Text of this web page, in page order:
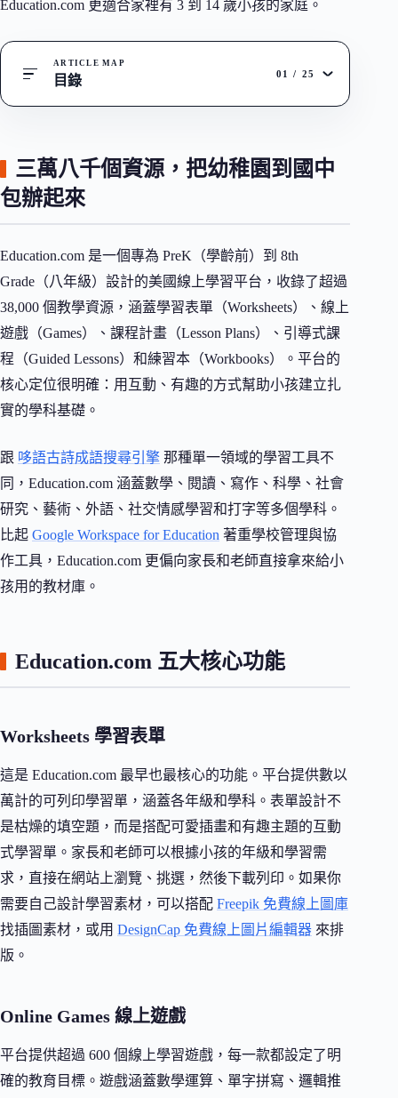
Education.com 更適合家裡有 3 到 14 歲小孩的家庭。
ARTICLE MAP
目錄 01 / 25
三萬八千個資源，把幼稚園到國中
包辦起來
Education.com 是一個專為 PreK（學齡前）到 8th
Grade（八年級）設計的美國線上學習平台，收錄了超過
38,000 個教學資源，涵蓋學習表單（Worksheets）、線上
遊戲（Games）、課程計畫（Lesson Plans）、引導式課
程（Guided Lessons）和練習本（Workbooks）。平台的
核心定位很明確：用互動、有趣的方式幫助小孩建立扎
實的學科基礎。
跟 哆語古詩成語搜尋引擎 那種單一領域的學習工具不
同，Education.com 涵蓋數學、閱讀、寫作、科學、社會
研究、藝術、外語、社交情感學習和打字等多個學科。
比起 Google Workspace for Education 著重學校管理與協
作工具，Education.com 更偏向家長和老師直接拿來給小
孩用的教材庫。
Education.com 五大核心功能
Worksheets 學習表單
這是 Education.com 最早也最核心的功能。平台提供數以
萬計的可列印學習單，涵蓋各年級和學科。表單設計不
是枯燥的填空題，而是搭配可愛插畫和有趣主題的互動
式學習單。家長和老師可以根據小孩的年級和學習需
求，直接在網站上瀏覽、挑選，然後下載列印。如果你
需要自己設計學習素材，可以搭配 Freepik 免費線上圖庫
找插圖素材，或用 DesignCap 免費線上圖片編輯器 來排
版。
Online Games 線上遊戲
平台提供超過 600 個線上學習遊戲，每一款都設定了明
確的教育目標。遊戲涵蓋數學運算、單字拼寫、邏輯推